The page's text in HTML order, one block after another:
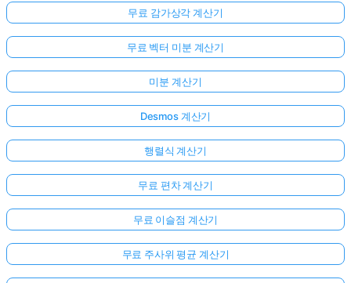
무료 감가상각 계산기
무료 벡터 미분 계산기
미분 계산기
Desmos 계산기
행렬식 계산기
무료 편차 계산기
무료 이슬점 계산기
무료 주사위 평균 계산기